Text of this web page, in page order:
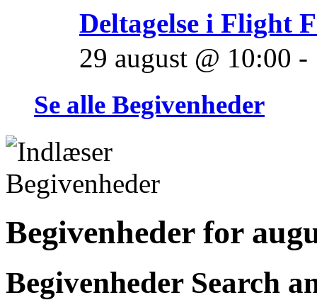
Deltagelse i Flight
29 august @ 10:00 -
Se alle Begivenheder
Begivenheder for
Begivenheder Search